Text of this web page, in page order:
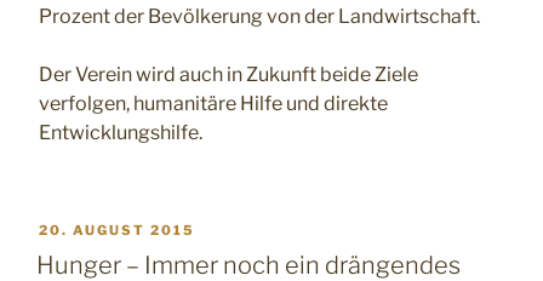
Prozent der Bevölkerung von der Landwirtschaft.
Der Verein wird auch in Zukunft beide Ziele
verfolgen, humanitäre Hilfe und direkte
Entwicklungshilfe.
VERÖFFENTLICHT
AM
20. AUGUST 2015
Hunger – Immer noch ein drängendes